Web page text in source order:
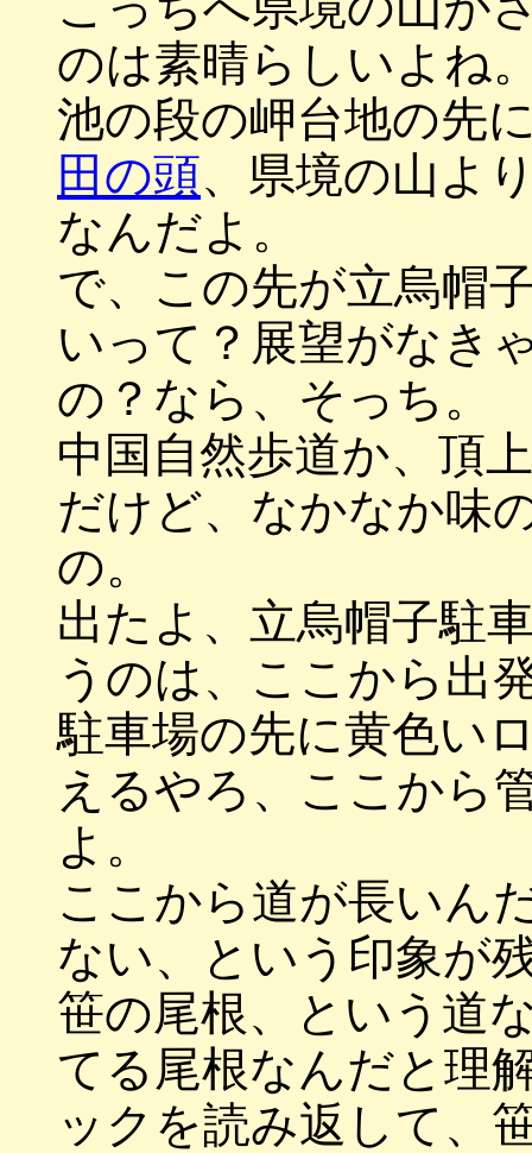
のは素晴らしいよね
池の段の岬台地の先
田の頭、県境の山よ
なんだよ。
で、この先が立烏帽
いって？展望がなき
の？なら、そっち。
中国自然歩道か、頂
だけど、なかなか味
の。
出たよ、立烏帽子駐
うのは、ここから出
駐車場の先に黄色い
えるやろ、ここから
よ。
ここから道が長いん
ない、という印象が
笹の尾根、という道
てる尾根なんだと理
ックを読み返して、